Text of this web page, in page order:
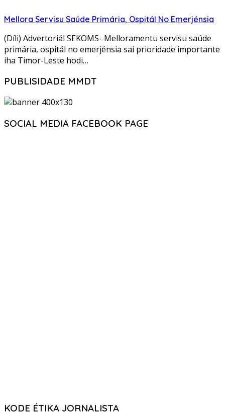
Mellora Servisu Saúde Primária, Ospitál No Emerjénsia
(Díli) Advertoriál SEKOMS- Melloramentu servisu saúde
primária, ospitál no emerjénsia sai prioridade importante
iha Timor-Leste hodi…
PUBLISIDADE MMDT
SOCIAL MEDIA FACEBOOK PAGE
KODE ÉTIKA JORNALISTA